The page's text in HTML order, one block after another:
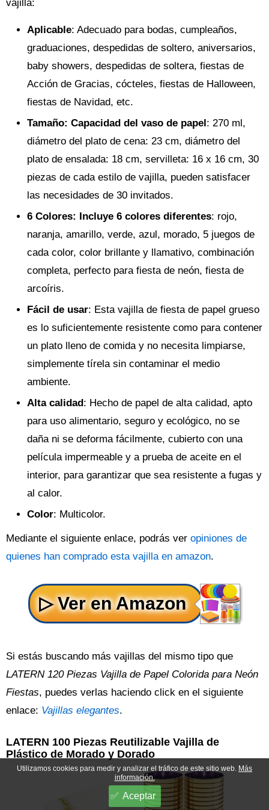
vajilla:
Aplicable: Adecuado para bodas, cumpleaños,
graduaciones, despedidas de soltero, aniversarios,
baby showers, despedidas de soltera, fiestas de
Acción de Gracias, cócteles, fiestas de Halloween,
fiestas de Navidad, etc.
Tamaño: Capacidad del vaso de papel : 270 ml,
diámetro del plato de cena: 23 cm, diámetro del
plato de ensalada: 18 cm, servilleta: 16 x 16 cm, 30
piezas de cada estilo de vajilla, pueden satisfacer
las necesidades de 30 invitados.
6 Colores: Incluye 6 colores diferentes: rojo,
naranja, amarillo, verde, azul, morado, 5 juegos de
cada color, color brillante y llamativo, combinación
completa, perfecto para fiesta de neón, fiesta de
arcoíris.
Fácil de usar: Esta vajilla de fiesta de papel grueso
es lo suficientemente resistente como para contener
un plato lleno de comida y no necesita limpiarse,
simplemente tírela sin contaminar el medio
ambiente.
Alta calidad : Hecho de papel de alta calidad, apto
para uso alimentario, seguro y ecológico, no se
daña ni se deforma fácilmente, cubierto con una
película impermeable y a prueba de aceite en el
interior, para garantizar que sea resistente a fugas y
al calor.
Color: Multicolor.
Mediante el siguiente enlace, podrás ver opiniones de
quienes han comprado esta vajilla en amazon.
Si estás buscando más vajillas del mismo tipo que
LATERN 120 Piezas Vajilla de Papel Colorida para Neón
Fiestas, puedes verlas haciendo click en el siguiente
enlace: Vajillas elegantes.
LATERN 100 Piezas Reutilizable Vajilla de
Plástico de Morado y Dorado
Utilizamos cookies para medir y analizar el tráfico de este sitio web. Más
información.
Aceptar